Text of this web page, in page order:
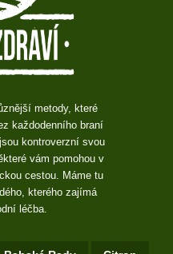
metody, které
každodenního braní
kontroverzní svou
vám pomohou v
cestou. Máme tu
kterého zajímá
léčba.